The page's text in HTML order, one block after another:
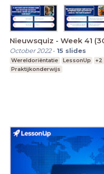
Nieuwsquiz - Week 41
October 2022- 15 slides
Wereldoriëntatie LessonUp +2
Praktijkonderwijs